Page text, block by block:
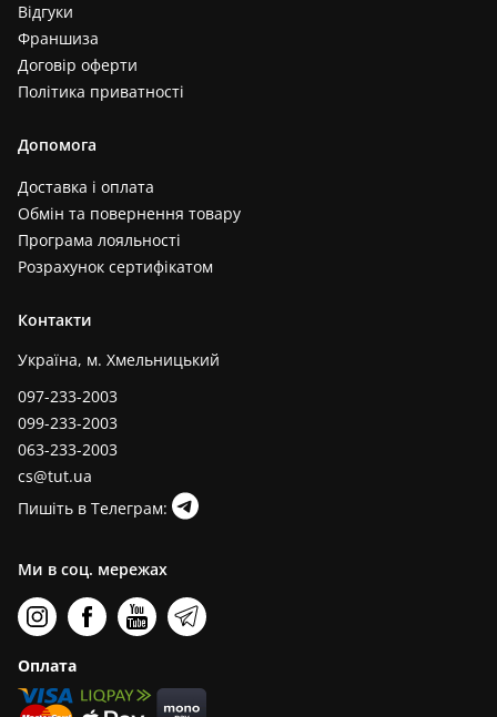
Відгуки
Франшиза
Договір оферти
Політика приватності
Допомога
Доставка і оплата
Обмін та повернення товару
Програма лояльності
Розрахунок сертифікатом
Контакти
Україна, м. Хмельницький
097-233-2003
099-233-2003
063-233-2003
cs@tut.ua
Пишіть в Телеграм:
Ми в соц. мережах
Оплата